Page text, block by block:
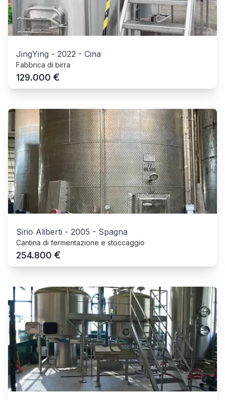
JingYing - 2022 - Cina
Fabbrica di birra
129.000 €
Sirio Aliberti - 2005 - Spagna
Cantina di fermentazione e stoccaggio
254.800 €